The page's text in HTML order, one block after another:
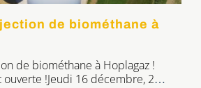
de biométhane à
de biométhane à Hoplagaz !
ouverte !Jeudi 16 décembre, 2